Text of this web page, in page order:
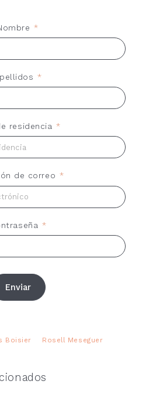
*
*
residencia *
de correo *
*
Enviar
Boisier Rosell Meseguer